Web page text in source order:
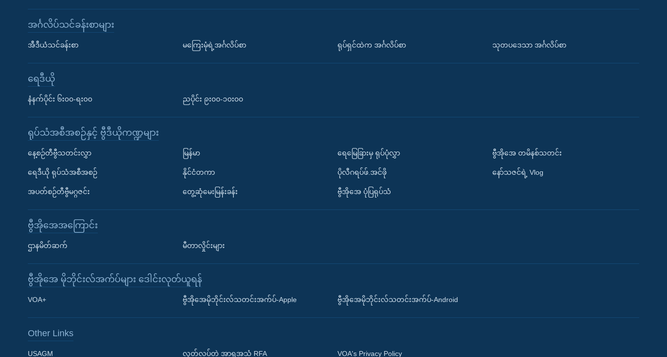
Learning English
အင်္ဂလိပ်သင်ခန်းစာများ
အီဒီယံသင်ခန်းစာ မကြေးမုံရဲ့အင်္ဂလိပ်စာ ရုပ်ရှင်ထဲက အင်္ဂလိပ်စာ သုတပဒေသာ အင်္ဂလိပ်စာ
ရေဒီယို
နံနက်ပိုင်း ၆း၀၀-ရး၀၀ ညပိုင်း ၉း၀၀-၁၀း၀၀
ရုပ်သံအစီအစဉ်နှင့် ဗွီဒီယိုကဏ္ဍများ
နေ့စဉ်တီဗွီသတင်းလွှာ
ရေဒီယို ရုပ်သံအစီအစဉ်
အပတ်စဉ်တီဗွီမဂ္ဂဇင်း
မြန်မာ
နိုင်ငံတကာ
တွေ့ဆုံမေးမြန်းခန်း
ရေမြေခြားမှ ရုပ်ပုံလွှာ
ပိုလီဂရပ်ဖ်.အင်ဖို
ဗွီအိုအေ ပုံပြရုပ်သံ
ဗွီအိုအေ တမိနစ်သတင်း
နော်သဇင်ရဲ့ Vlog
ဗွီအိုအေအကြောင်း
ဌာနမိတ်ဆက် မီတာလှိုင်းများ
ဗွီအိုအေ မိုဘိုင်းလ်အက်ပ်များ ဒေါင်းလုတ်ယူရန်
VOA+ ဗွီအိုအေမိုဘိုင်းလ်သတင်းအက်ပ်-Apple ဗွီအိုအေမိုဘိုင်းလ်သတင်းအက်ပ်-Android
Other Links
USAGM လွတ်လပ်တဲ့ အာရှအသံ RFA VOA's Privacy Policy